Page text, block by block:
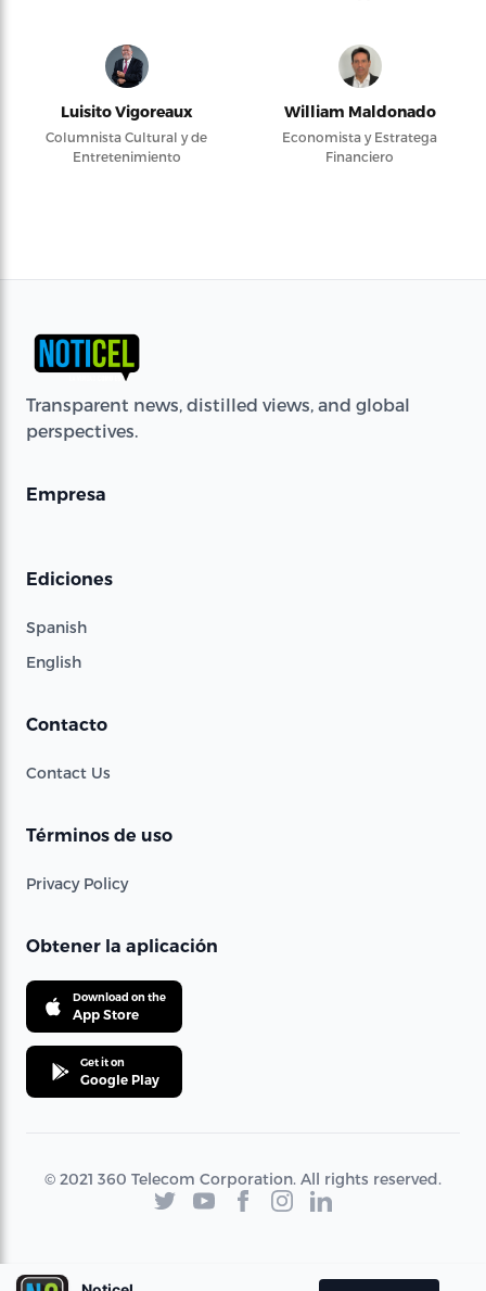
Luisito Vigoreaux
Columnista Cultural y de
Entretenimiento
William Maldonado
Economista y Estratega
Financiero
Transparent news, distilled views, and global
perspectives.
Empresa
Ediciones
Spanish
English
Contacto
Contact Us
Términos de uso
Privacy Policy
Obtener la aplicación
Download on the
App Store
Get it on
Google Play
© 2021 360 Telecom Corporation. All rights reserved.